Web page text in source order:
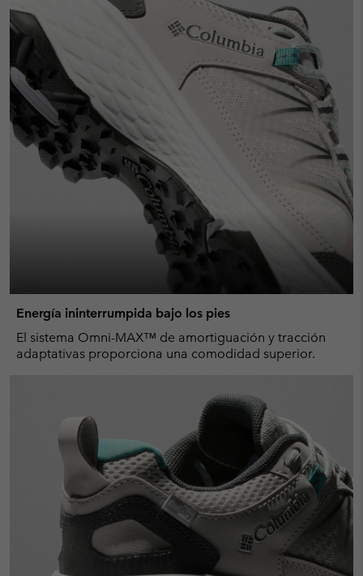
Energía ininterrumpida bajo los pies
El sistema Omni-MAX™ de amortiguación y tracción
adaptativas proporciona una comodidad superior.